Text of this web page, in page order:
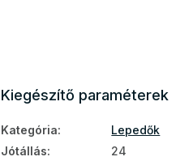
Kiegészítő paraméterek
Kategória:
Lepedők
Jótállás:
24